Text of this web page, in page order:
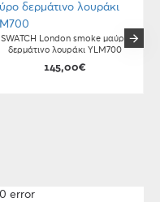
SWATCH London smoke μαύρο
δερμάτινο λουράκι YLM700
145,00€
error